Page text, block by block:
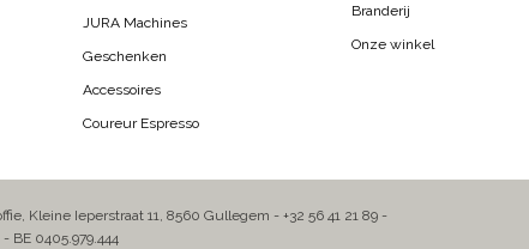
JURA Machines
Geschenken
Accessoires
Coureur Espresso
Branderij
Onze winkel
Kleine Ieperstraat 11, 8560 Gullegem - +32 56 41 21 89 -
BE 0405.979.444